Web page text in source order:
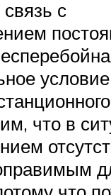
с
что в